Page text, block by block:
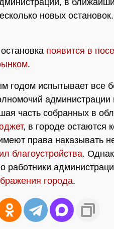
в
новых
появится в
.
годом испытывает все
часть собранных в
, в городе остаются
права наказывать
благоустройства.
работники
города.